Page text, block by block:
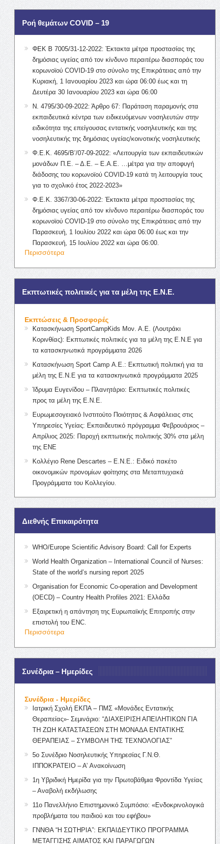
Ροή θεμάτων COVID – 19
ΦΕΚ Β 7005/31-12-2022: Έκτακτα μέτρα προστασίας της
δημόσιας υγείας από τον κίνδυνο περαιτέρω διασποράς του
κορωνοϊού COVID-19 στο σύνολο της Επικράτειας από την
Κυριακή, 1 Ιανουαρίου 2023 και ώρα 06:00 έως και τη
Δευτέρα 30 Ιανουαρίου 2023 και ώρα 06:00
Ν. 4795/30-09-2022: Άρθρο 67: Παράταση παραμονής στα
εκπαιδευτικά κέντρα των ειδικευόμενων νοσηλευτών στην
ειδικότητα της επείγουσας εντατικής νοσηλευτικής και της
νοσηλευτικής της δημόσιας υγείας/κοινοτικής νοσηλευτικής
Φ.Ε.Κ. 4695/Β’/07-09-2022: «Λειτουργία των εκπαιδευτικών
μονάδων Π.Ε. – Δ.Ε. – Ε.Α.Ε. …μέτρα για την αποφυγή
διάδοσης του κορωνοϊού COVID-19 κατά τη λειτουργία τους
για το σχολικό έτος 2022-2023»
Φ.Ε.Κ. 3367/30-06-2022: Έκτακτα μέτρα προστασίας της
δημόσιας υγείας από τον κίνδυνο περαιτέρω διασποράς του
κορωνοϊού COVID-19 στο σύνολο της Επικράτειας από την
Παρασκευή, 1 Ιουλίου 2022 και ώρα 06:00 έως και την
Παρασκευή, 15 Ιουλίου 2022 και ώρα 06:00.
Περισσότερα
Εκπτωτικές πολιτικές για τα μέλη της Ε.Ν.Ε.
Εκπτώσεις & Προσφορές
Κατασκήνωση SportCampKids Μον. Α.Ε. (Λουτράκι
Κορινθίας): Εκπτωτικές πολιτικές για τα μέλη της Ε.Ν.Ε για
τα κατασκηνωτικά προγράμματα 2026
Κατασκήνωση Sport Camp Α.Ε.: Εκπτωτική πολιτική για τα
μέλη της Ε.Ν.Ε για τα κατασκηνωτικά προγράμματα 2025
Ίδρυμα Ευγενίδου – Πλανητάριο: Εκπτωτικές πολιτικές
προς τα μέλη της Ε.Ν.Ε.
Ευρωμεσογειακό Ινστιτούτο Ποιότητας & Ασφάλειας στις
Υπηρεσίες Υγείας: Εκπαιδευτικό πρόγραμμα Φεβρουάριος –
Απρίλιος 2025: Παροχή εκπτωτικής πολιτικής 30% στα μέλη
της ΕΝΕ
Κολλέγιο Rene Descartes – Ε.Ν.Ε.: Ειδικό πακέτο
οικονομικών προνομίων φοίτησης στα Μεταπτυχιακά
Προγράμματα του Κολλεγίου.
Διεθνής Επικαιρότητα
WHO/Europe Scientific Advisory Board: Call for Experts
World Health Organization – International Council of Nurses:
State of the world’s nursing report 2025
Organisation for Economic Co-operation and Development
(OECD) – Country Health Profiles 2021: Ελλάδα
Εξαιρετική η απάντηση της Ευρωπαϊκής Επιτροπής στην
επιστολή του ENC.
Περισσότερα
Συνέδρια – Ημερίδες
Συνέδρια - Ημερίδες
Ιατρική Σχολή ΕΚΠΑ – ΠΜΣ «Μονάδες Εντατικής
Θεραπείας»- Σεμινάριο: “ΔΙΑΧΕΙΡΙΣΗ ΑΠΕΙΛΗΤΙΚΩΝ ΓΙΑ
ΤΗ ΖΩΗ ΚΑΤΑΣΤΑΣΕΩΝ ΣΤΗ ΜΟΝΑΔΑ ΕΝΤΑΤΙΚΗΣ
ΘΕΡΑΠΕΙΑΣ – ΣΥΜΒΟΛΗ ΤΗΣ ΤΕΧΝΟΛΟΓΙΑΣ”
5ο Συνέδριο Νοσηλευτικής Υπηρεσίας Γ.Ν.Θ.
ΙΠΠΟΚΡΑΤΕΙΟ – Α’ Ανακοίνωση
1η Υβριδική Ημερίδα για την Πρωτοβάθμια Φροντίδα Υγείας
– Αναβολή εκδήλωσης
11ο Πανελλήνιο Επιστημονικό Συμπόσιο: «Ενδοκρινολογικά
προβλήματα του παιδιού και του εφήβου»
ΓΝΝΘΑ “Η ΣΩΤΗΡΙΑ”: ΕΚΠΑΙΔΕΥΤΙΚΟ ΠΡΟΓΡΑΜΜΑ
ΜΕΤΑΓΓΙΣΗΣ ΑΙΜΑΤΟΣ ΚΑΙ ΠΑΡΑΓΩΓΩΝ